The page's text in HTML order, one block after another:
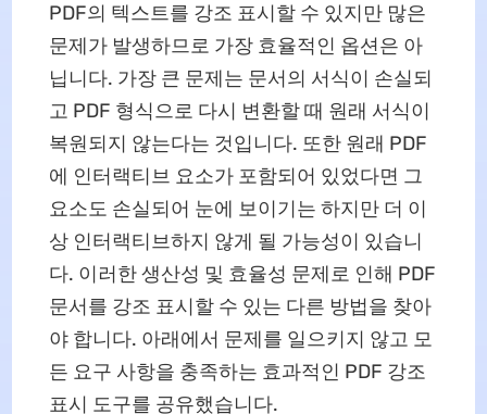
PDF의 텍스트를 강조 표시할 수 있지만 많은
문제가 발생하므로 가장 효율적인 옵션은 아
닙니다. 가장 큰 문제는 문서의 서식이 손실되
고 PDF 형식으로 다시 변환할 때 원래 서식이
복원되지 않는다는 것입니다. 또한 원래 PDF
에 인터랙티브 요소가 포함되어 있었다면 그
요소도 손실되어 눈에 보이기는 하지만 더 이
상 인터랙티브하지 않게 될 가능성이 있습니
다. 이러한 생산성 및 효율성 문제로 인해 PDF
문서를 강조 표시할 수 있는 다른 방법을 찾아
야 합니다. 아래에서 문제를 일으키지 않고 모
든 요구 사항을 충족하는 효과적인 PDF 강조
표시 도구를 공유했습니다.